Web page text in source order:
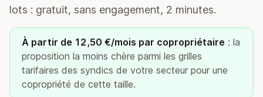
lots : gratuit, sans engagement, 2 minutes.
À partir de 12,50 €/mois par copropriétaire : la
proposition la moins chère parmi les grilles
tarifaires des syndics de votre secteur pour une
copropriété de cette taille.